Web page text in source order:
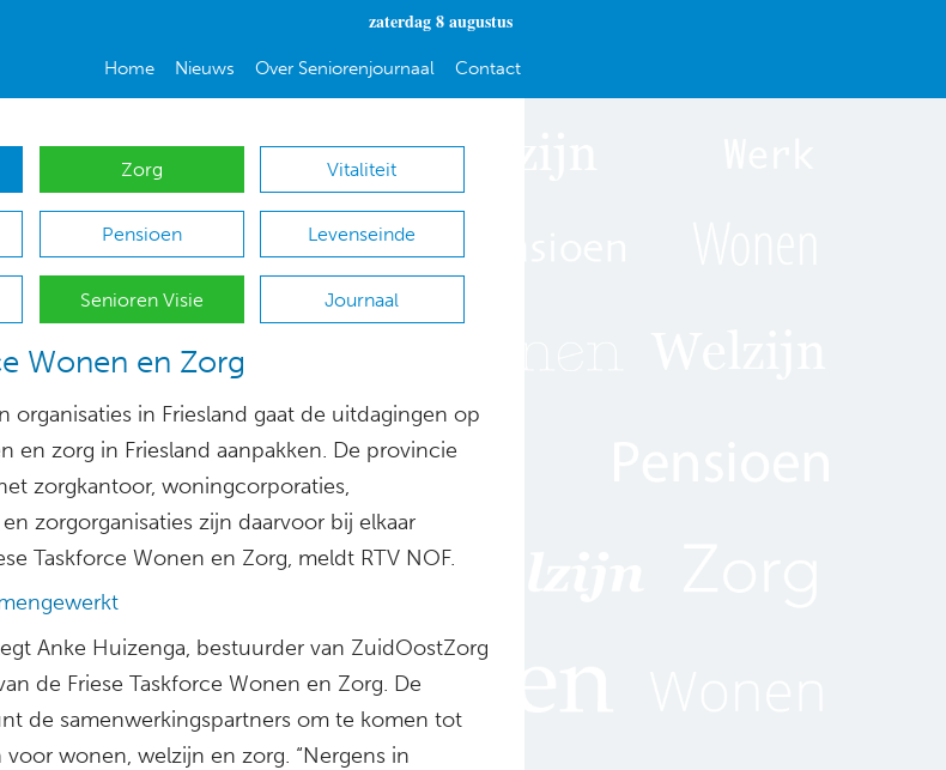
zaterdag 8 augustus
Home Nieuws Over Seniorenjournaal Contact
Zorg Vitaliteit
Pensioen Levenseinde
Senioren Visie Journaal
Wonen en Zorg
organisaties in Friesland gaat de uitdagingen op
en zorg in Friesland aanpakken. De provincie
zorgkantoor, woningcorporaties,
zorgorganisaties zijn daarvoor bij elkaar
Taskforce Wonen en Zorg, meldt RTV NOF.
Anke Huizenga, bestuurder van ZuidOostZorg
de Friese Taskforce Wonen en Zorg. De
de samenwerkingspartners om te komen tot
wonen, welzijn en zorg. “Nergens in